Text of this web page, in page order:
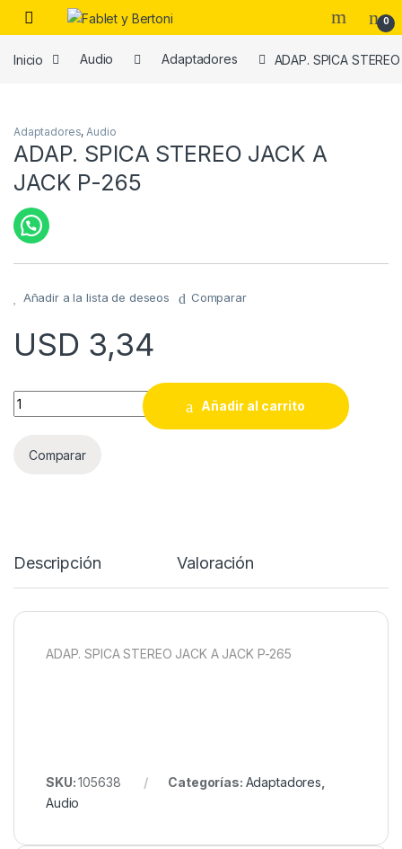
Skip to navigation
Skip to content
0
Inicio Audio Adaptadores ADAP. SPICA
Adaptadores,Audio
ADAP. SPICA STEREO JACK A
JACK P-265
Añadir a la lista de deseos Comparar
USD 3,34
ADAP. SPICA STEREO JACK A JACK P-265 quantity
Añadir al carrito
Comparar
Descripción Valoración
ADAP. SPICA STEREO JACK A JACK P-265
SKU:105638 Categorías: Adaptadores
Audio